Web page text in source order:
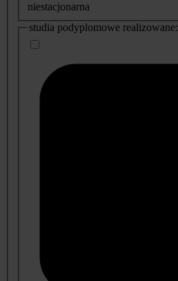
niestacjonarna
studia podyplomowe realizowane: